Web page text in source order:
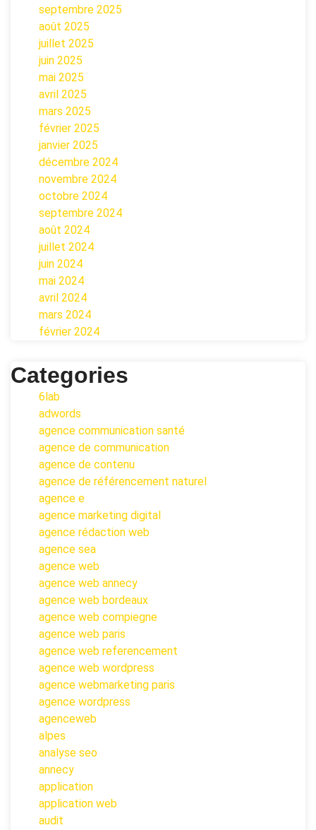
septembre 2025
août 2025
juillet 2025
juin 2025
mai 2025
avril 2025
mars 2025
février 2025
janvier 2025
décembre 2024
novembre 2024
octobre 2024
septembre 2024
août 2024
juillet 2024
juin 2024
mai 2024
avril 2024
mars 2024
février 2024
Categories
6lab
adwords
agence communication santé
agence de communication
agence de contenu
agence de référencement naturel
agence e
agence marketing digital
agence rédaction web
agence sea
agence web
agence web annecy
agence web bordeaux
agence web compiegne
agence web paris
agence web referencement
agence web wordpress
agence webmarketing paris
agence wordpress
agenceweb
alpes
analyse seo
annecy
application
application web
audit